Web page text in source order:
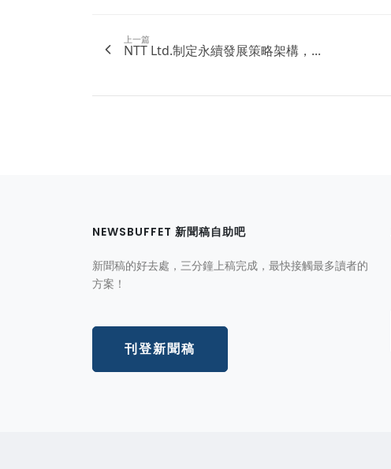
上一篇
NTT Ltd.制定永續發展策略架構，...
NEWSBUFFET 新聞稿自助吧
新聞稿的好去處，三分鐘上稿完成，最快接觸最多讀者的
方案！
刊登新聞稿